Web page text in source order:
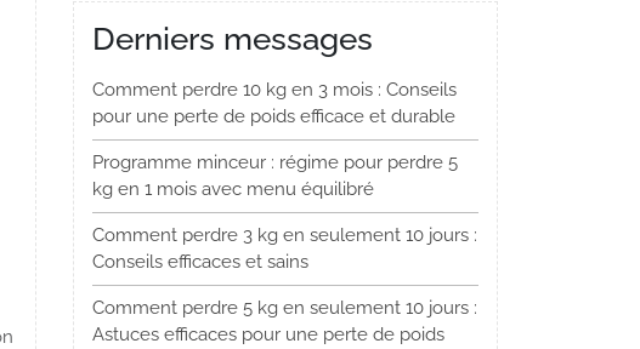
Derniers messages
Comment perdre 10 kg en 3 mois : Conseils
pour une perte de poids efficace et durable
Programme minceur : régime pour perdre 5
kg en 1 mois avec menu équilibré
Comment perdre 3 kg en seulement 10 jours :
Conseils efficaces et sains
Comment perdre 5 kg en seulement 10 jours :
Astuces efficaces pour une perte de poids